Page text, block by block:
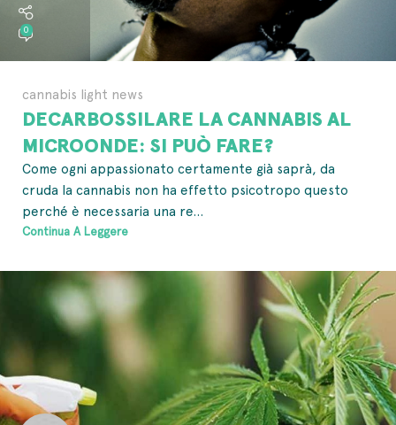
0
cannabis light news
DECARBOSSILARE LA CANNABIS AL
MICROONDE: SI PUÒ FARE?
Come ogni appassionato certamente già saprà, da
cruda la cannabis non ha effetto psicotropo questo
perché è necessaria una re...
Continua A Leggere